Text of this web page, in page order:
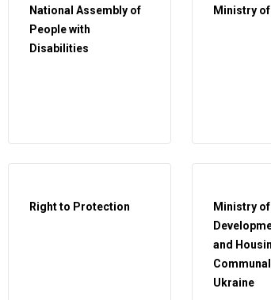
National Assembly of
People with
Disabilities
Ministry
Right to Protection
Ministry
and
Ukraine